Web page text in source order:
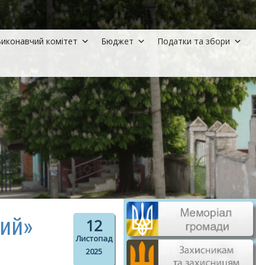
комітет Бюджет Податки та збори
12
Листопад
2025